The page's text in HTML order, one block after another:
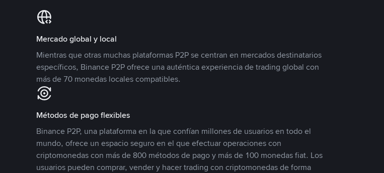
Mercado global y local
Mientras que otras muchas plataformas P2P se centran en mercados destinatarios
específicos, Binance P2P ofrece una auténtica experiencia de trading global con
más de 70 monedas locales compatibles.
Métodos de pago flexibles
Binance P2P, una plataforma en la que confían millones de usuarios en todo el
mundo, ofrece un espacio seguro en el que efectuar operaciones con
criptomonedas con más de 800 métodos de pago y más de 100 monedas fiat. Los
usuarios pueden comprar, vender y hacer trading con criptomonedas de forma